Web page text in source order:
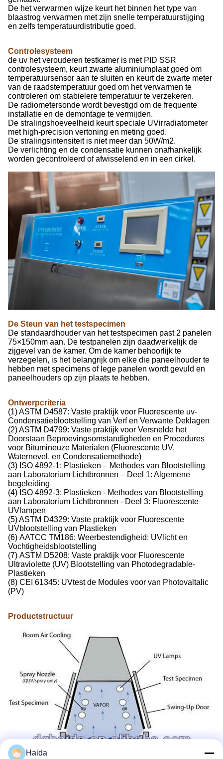
De het verwarmen wijze keurt het binnen het type van
blaastrog verwarmen met zijn snelle temperatuurstijging
en zelfs temperatuurdistributie goed.
Controlesysteem
de uv het verouderen testkamer is met PID SSR
controlesysteem, keurt zwarte aluminiumplaat goed om
temperatuursensor aan te sluiten en keurt de zwarte meter
van de raadstemperatuur goed om het verwarmen te
controleren om stabielere temperatuur te verzekeren.
De radiometersonde wordt bevestigd om de frequente
installatie en de demontage te vermijden.
De stralingshoeveelheid keurt speciale UVirradiatometer
met high-precision vertoning en meting goed.
De stralingsintensiteit is niet meer dan 50W/m2.
De verlichting en de condensatie kunnen onafhankelijk
worden gecontroleerd of afwisselend en in een cirkel.
De Steun van het testspecimen
De standaardhouder van het testspecimen past 2 panelen
75×150mm aan. De testpanelen zijn daadwerkelijk de
zijgevel van de kamer. Om de kamer behoorlijk te
verzegelen, is het belangrijk om elke die paneelhouder te
hebben met specimens of lege panelen wordt gevuld en
paneelhouders op zijn plaats te hebben.
Ontwerpcriteria
(1) ASTM D4587: Vaste praktijk voor Fluorescente uv-
Condensatieblootstelling van Verf en Verwante Deklagen
(2) ASTM D4799: Vaste praktijk voor Versnelde het
Doorstaan Beproevingsomstandigheden en Procedures
voor Bitumineuze Materialen (Fluorescente UV,
Waternevel, en Condensatiemethode)
(3) ISO 4892-1: Plastieken – Methodes van Blootstelling
aan Laboratorium Lichtbronnen – Deel 1: Algemene
begeleiding
(4) ISO 4892-3: Plastieken - Methodes van Blootstelling
aan Laboratorium Lichtbronnen - Deel 3: Fluorescente
UVlampen
(5) ASTM D4329: Vaste praktijk voor Fluorescente
UVblootstelling van Plastieken
(6) AATCC TM186: Weerbestendigheid: UVlicht en
Vochtigheidsblootstelling
(7) ASTM D5208: Vaste praktijk voor Fluorescente
Ultraviolette (UV) Blootstelling van Photodegradable-
Plastieken
(8) CEI 61345: UVtest de Modules voor van Photovaltalic
(PV)
Productstructuur
Haida